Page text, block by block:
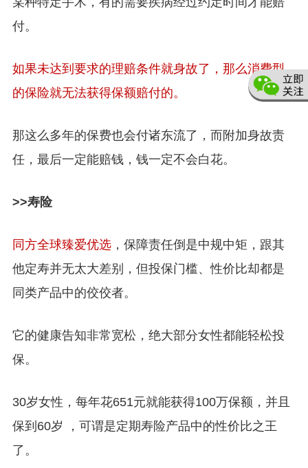
付。
如果未达到要求的理赔条件就身故了，那么消费型
的保险就无法获得保额赔付的。
那这么多年的保费也会付诸东流了，而附加身故责
任，最后一定能赔钱，钱一定不会白花。
>>寿险
同方全球臻爱优选，保障责任倒是中规中矩，跟其
他定寿并无太大差别，但投保门槛、性价比却都是
同类产品中的佼佼者。
它的健康告知非常宽松，绝大部分女性都能轻松投
保。
30岁女性，每年花651元就能获得100万保额，并且
保到60岁 ，可谓是定期寿险产品中的性价比之王
了。